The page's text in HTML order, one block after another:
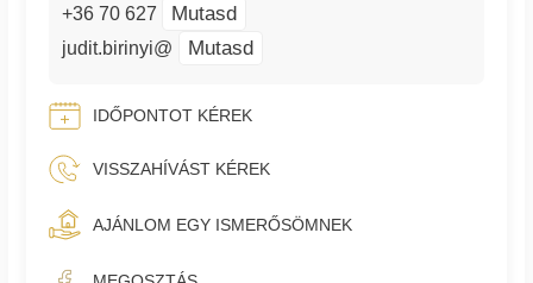
+36 70 627 Mutasd
judit.birinyi@ Mutasd
IDŐPONTOT KÉREK
VISSZAHÍVÁST KÉREK
AJÁNLOM EGY ISMERŐSÖMNEK